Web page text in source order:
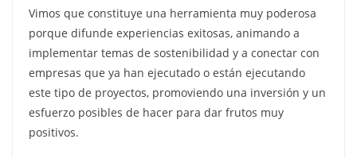
Vimos que constituye una herramienta muy poderosa
porque difunde experiencias exitosas, animando a
implementar temas de sostenibilidad y a conectar con
empresas que ya han ejecutado o están ejecutando
este tipo de proyectos, promoviendo una inversión y un
esfuerzo posibles de hacer para dar frutos muy
positivos.